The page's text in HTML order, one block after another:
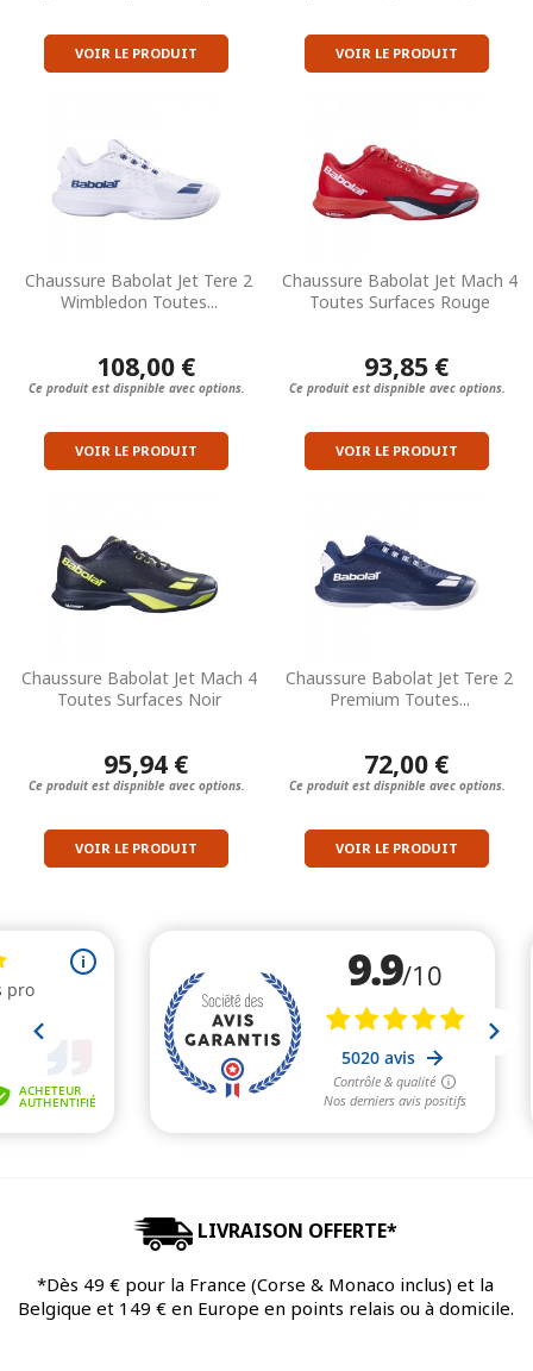
VOIR LE PRODUIT VOIR LE PRODUIT
Chaussure Babolat Jet Tere 2
Wimbledon Toutes...
108,00 €
Ce produit est dispnible avec options.
VOIR LE PRODUIT
Chaussure Babolat Jet Mach 4
Toutes Surfaces Rouge
93,85 €
Ce produit est dispnible avec options.
VOIR LE PRODUIT
Chaussure Babolat Jet Mach 4
Toutes Surfaces Noir
95,94 €
Ce produit est dispnible avec options.
VOIR LE PRODUIT
Chaussure Babolat Jet Tere 2
Premium Toutes...
72,00 €
Ce produit est dispnible avec options.
VOIR LE PRODUIT
LIVRAISON OFFERTE*
*Dès 49 € pour la France (Corse & Monaco inclus) et la
Belgique et 149 € en Europe en points relais ou à domicile.